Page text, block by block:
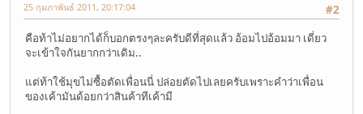
#2
25 กุมภาพันธ์ 2011, 20:17:04
คือท้าไม่อยากได้ก็บอกตรงๆละครับดีที่สุดแล้ว อ้อมไปอ้อมมา เดี่ยว
จะเข้าใจกันยากกว่าเดิม..
แต่ท้าใช้มุขไม่ซื้อตัดเพื่อนนี่ ปล่อยตัดไปเลยครับเพราะคำว่าเพื่อน
ของเค้ามันด้อยกว่าสินค้าทีเค้ามี